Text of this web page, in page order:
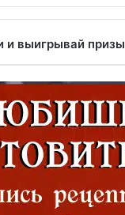
и выигрывай призы